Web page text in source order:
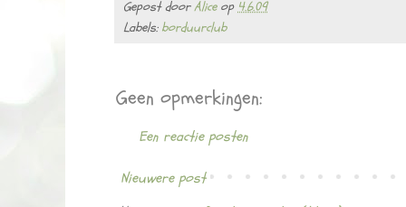
Gepost doorAlice op4.6.09
Labels: borduurclub
Geen opmerkingen:
Een reactie posten
Nieuwere post